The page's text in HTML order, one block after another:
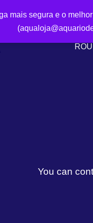
You can
mais segura e o